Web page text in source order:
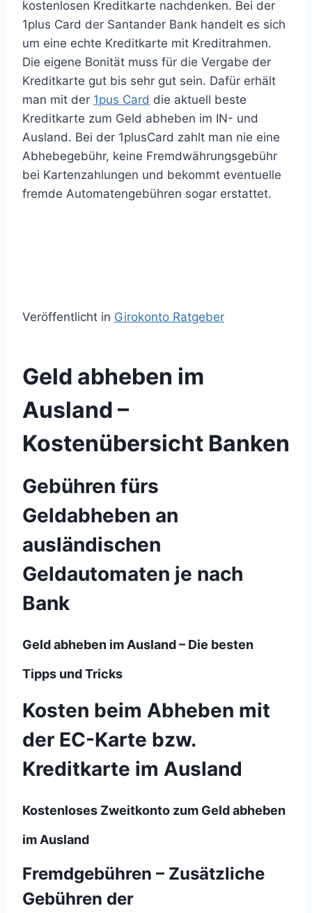
kostenlosen Kreditkarte nachdenken. Bei der
1plus Card der Santander Bank handelt es sich
um eine echte Kreditkarte mit Kreditrahmen.
Die eigene Bonität muss für die Vergabe der
Kreditkarte gut bis sehr gut sein. Dafür erhält
man mit der 1pus Card die aktuell beste
Kreditkarte zum Geld abheben im IN- und
Ausland. Bei der 1plusCard zahlt man nie eine
Abhebegebühr, keine Fremdwährungsgebühr
bei Kartenzahlungen und bekommt eventuelle
fremde Automatengebühren sogar erstattet.
Veröffentlicht in Girokonto Ratgeber
Geld abheben im
Ausland –
Kostenübersicht Banken
Gebühren fürs
Geldabheben an
ausländischen
Geldautomaten je nach
Bank
Geld abheben im Ausland – Die besten
Tipps und Tricks
Kosten beim Abheben mit
der EC-Karte bzw.
Kreditkarte im Ausland
Kostenloses Zweitkonto zum Geld abheben
im Ausland
Fremdgebühren – Zusätzliche
Gebühren der